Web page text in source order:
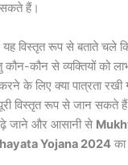
सकते हैं।
विस्तृत रूप से बताते चले
कौन-कौन से व्यक्तियों को
के लिए क्या पात्रता रखी
विस्तृत रूप से जान सकते
जाने और आसानी से
Yojana 2024